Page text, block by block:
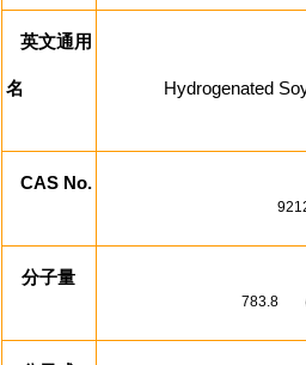
英文通用
名 Hydrogenated
CAS No.
分子量
783.8